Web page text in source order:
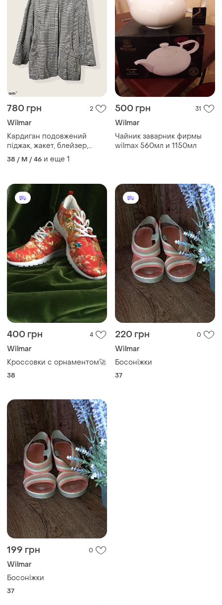
780 грн 2
Wilmar
Кардиган подовжений
піджак, жакет, блейзер,
полупальто, гусяча лапка,
гусиные лапки
38 / M / 46 и еще 1
500 грн 31
Wilmar
Чайник заварник фирмы
wilmax 560мл и 1150мл
400 грн 4
Wilmar
Кроссовки с орнаментом🚀
38
220 грн 0
Wilmar
Босоніжки
37
199 грн 0
Wilmar
Босоніжки
37